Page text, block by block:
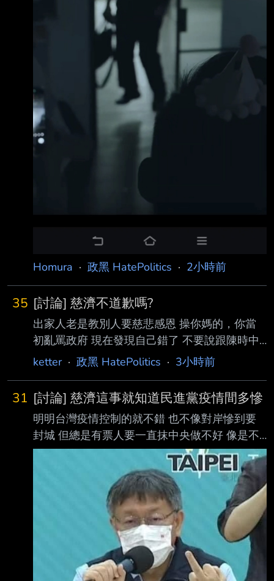
Homura · 政黑 HatePolitics · 2小時前
35 [討論] 慈濟不道歉嗎?
出家人老是教別人要慈悲感恩 操你媽的，你當
初亂罵政府 現在發現自己錯了 不要說跟陳時中
道歉 連句道謝也沒有 為什麼不報警？ 我猜是會
款的竟然莫名其妙的詐騙 尤其是報警就會檢調
介入調查 然後被爆出來內部程序怎麼批這十億
的 怎麼可以讓這種小事影響慈濟的收入呢 --
◢██ ◣ ◢ █
□︵□◥ ◥ｏ﹦◤◤ ㄤ ㄤ ㄤ
洨叮噹幫我實現~所有的~願望~~ --
ketter· 政黑 HatePolitics · 3小時前
31 [討論] 慈濟這事就知道民進黨疫情間多慘
明明台灣疫情控制的就不錯 也不像對岸慘到要
封城 但總是有票人要一直抹中央做不好 像是不
給慈濟買疫苗 還有個台北市長花大錢做口罩販
賣機 結果難用個半死，卻不承認 那個台北市長
沒事就跟陳時中唱反調 嗆陳時中，還要中央為
病情死亡的人負責 瘋狂情勒，結果自己台北市
辦個花博打疫苗 被台北人罵翻就裝死翻頁 台灣
是不是一直都有柯文哲在扯後腿 才搞的那麼
亂？ 平時很會吹自己很行，他們來做更好 結果
給他們做都是一坨屎 像是外送員法案，出包了